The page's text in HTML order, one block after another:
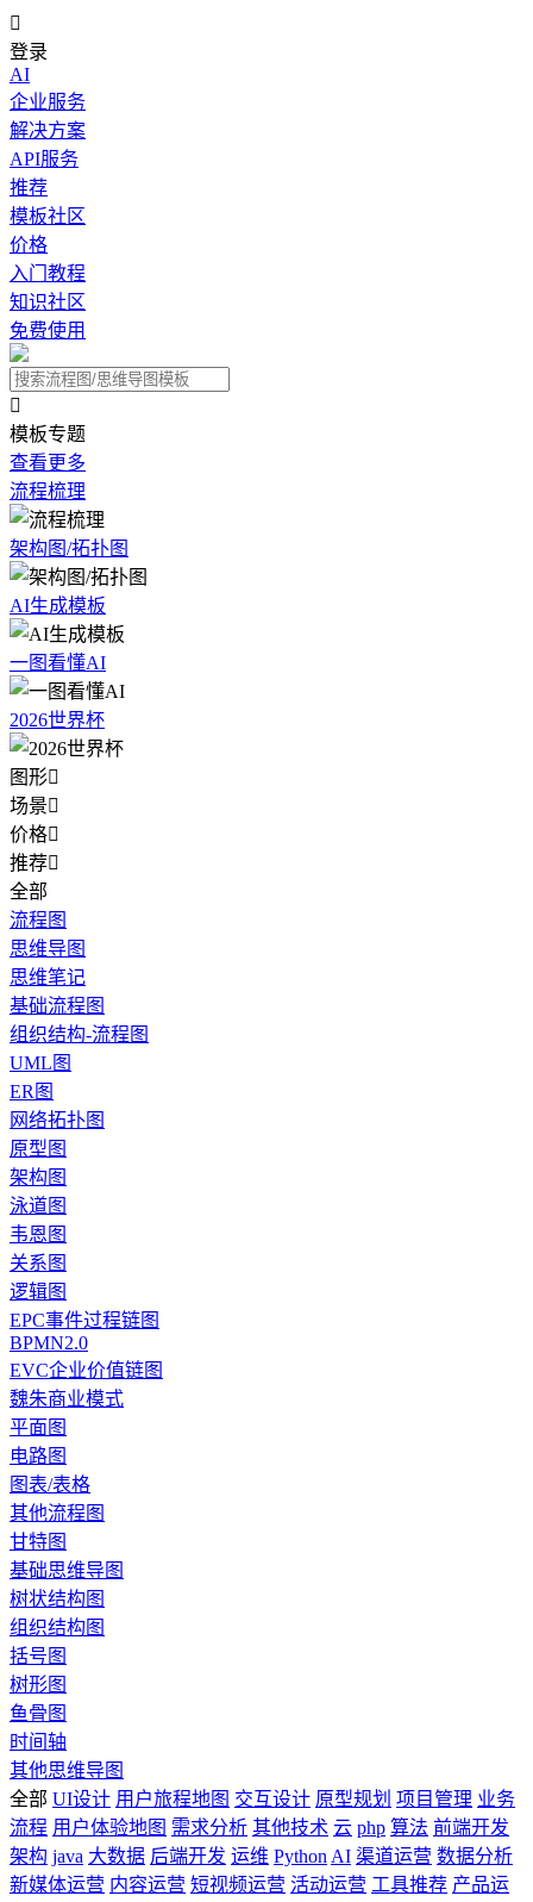

登录
AI
企业服务
解决方案
API服务
推荐
模板社区
价格
入门教程
知识社区
免费使用

模板专题
查看更多
流程梳理
架构图/拓扑图
AI生成模板
一图看懂AI
2026世界杯
图形
场景
价格
推荐
全部
流程图
思维导图
思维笔记
基础流程图
组织结构-流程图
UML图
ER图
网络拓扑图
原型图
架构图
泳道图
韦恩图
关系图
逻辑图
EPC事件过程链图
BPMN2.0
EVC企业价值链图
魏朱商业模式
平面图
电路图
图表/表格
其他流程图
甘特图
基础思维导图
树状结构图
组织结构图
括号图
树形图
鱼骨图
时间轴
其他思维导图
全部 UI设计 用户旅程地图 交互设计 原型规划 项目管理 业务
流程 用户体验地图 需求分析 其他技术 云 php 算法 前端开发
架构 java 大数据 后端开发 运维 Python AI 渠道运营 数据分析
新媒体运营 内容运营 短视频运营 活动运营 工具推荐 产品运